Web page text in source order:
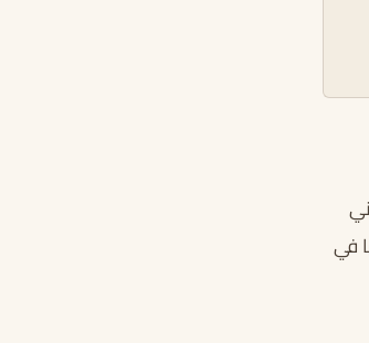
في